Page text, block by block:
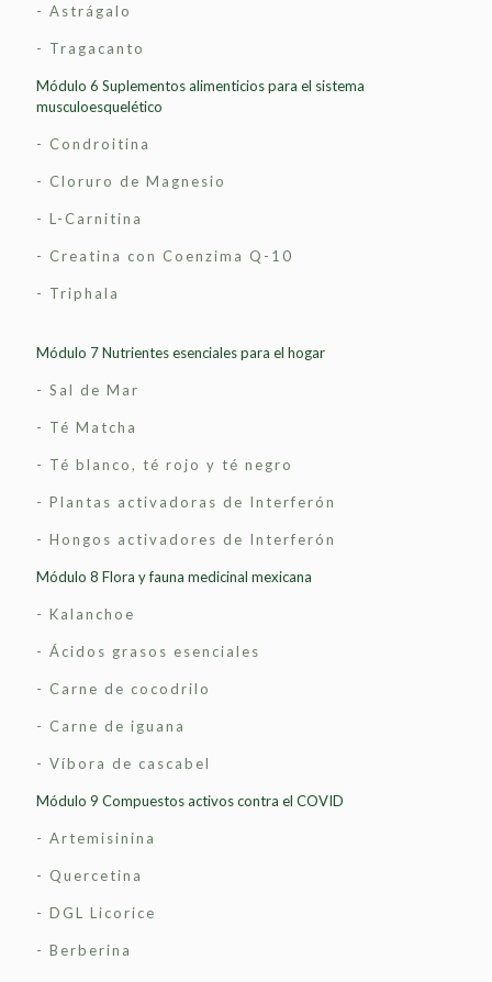
- Astrágalo
- Tragacanto
Módulo 6 Suplementos alimenticios para el sistema
musculoesquelético
- Condroitina
- Cloruro de Magnesio
- L-Carnitina
- Creatina con Coenzima Q-10
- Triphala
Módulo 7 Nutrientes esenciales para el hogar
- Sal de Mar
- Té Matcha
- Té blanco, té rojo y té negro
- Plantas activadoras de Interferón
- Hongos activadores de Interferón
Módulo 8 Flora y fauna medicinal mexicana
- Kalanchoe
- Ácidos grasos esenciales
- Carne de cocodrilo
- Carne de iguana
- Víbora de cascabel
Módulo 9 Compuestos activos contra el COVID
- Artemisinina
- Quercetina
- DGL Licorice
- Berberina